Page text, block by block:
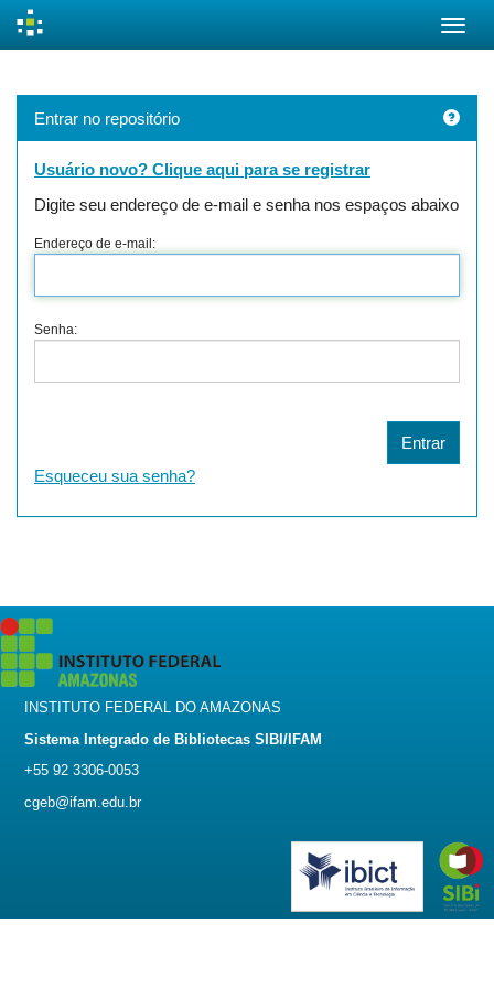
Entrar no repositório
Usuário novo? Clique aqui para se registrar
Digite seu endereço de e-mail e senha nos espaços abaixo
Endereço de e-mail:
Senha:
Esqueceu sua senha?
INSTITUTO FEDERAL DO AMAZONAS
Sistema Integrado de Bibliotecas SIBI/IFAM
+55 92 3306-0053
cgeb@ifam.edu.br